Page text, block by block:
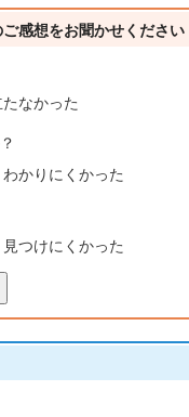
感想をお聞かせください
なかった
わかりにくかった
見つけにくかった